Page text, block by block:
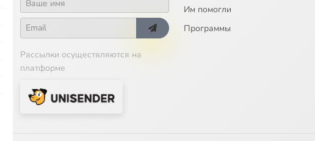
Рассылки осуществляются на
платформе
Им помогли
Программы